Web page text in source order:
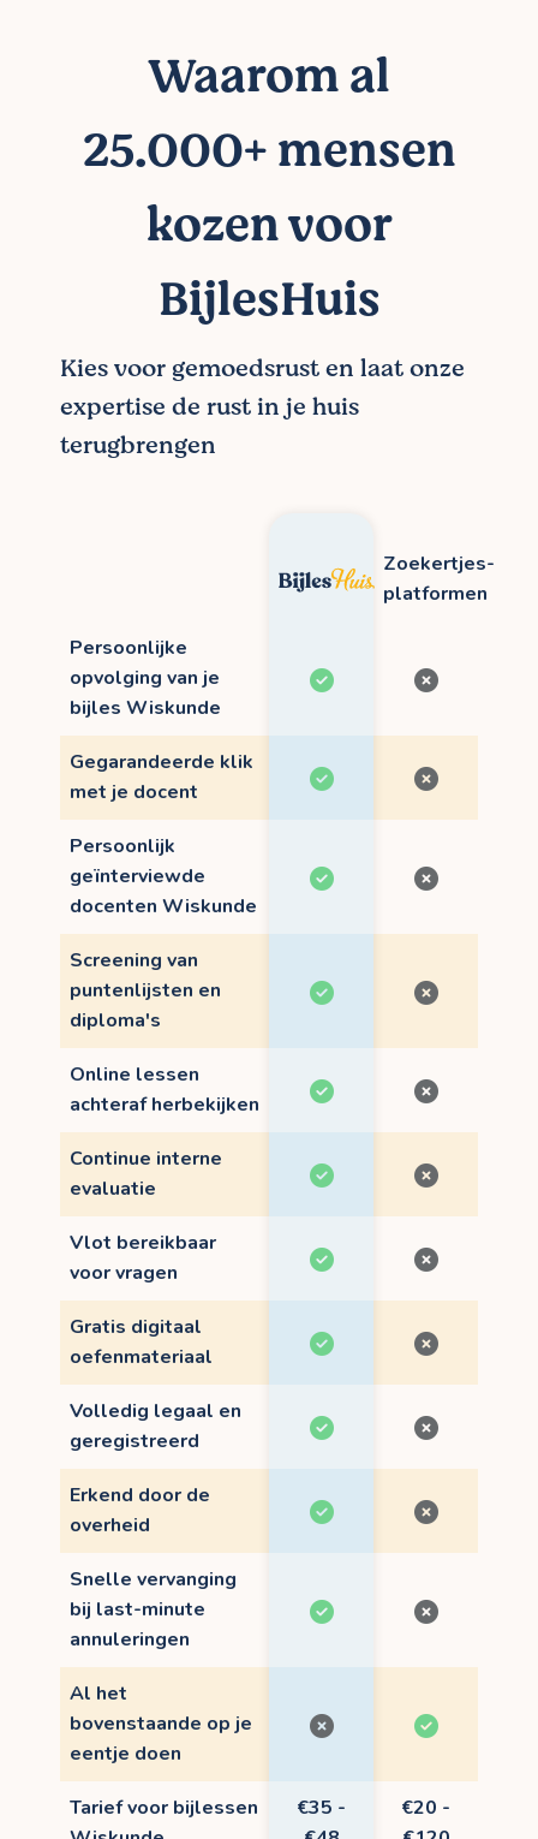
Waarom al
25.000+ mensen
kozen voor
BijlesHuis
Kies voor gemoedsrust en laat onze
expertise de rust in je huis
terugbrengen
Zoekertjes-
platformen
Persoonlijke
opvolging van je
bijles Wiskunde
Gegarandeerde klik
met je docent
Persoonlijk
geïnterviewde
docenten Wiskunde
Screening van
puntenlijsten en
diploma's
Online lessen
achteraf herbekijken
Continue interne
evaluatie
Vlot bereikbaar
voor vragen
Gratis digitaal
oefenmateriaal
Volledig legaal en
geregistreerd
Erkend door de
overheid
Snelle vervanging
bij last-minute
annuleringen
Al het
bovenstaande op je
eentje doen
Tarief voor bijlessen
€35 -
€20 -